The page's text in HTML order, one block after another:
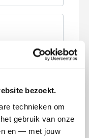
bezoekt.
technieken om
gebruik van onze
en — met jouw